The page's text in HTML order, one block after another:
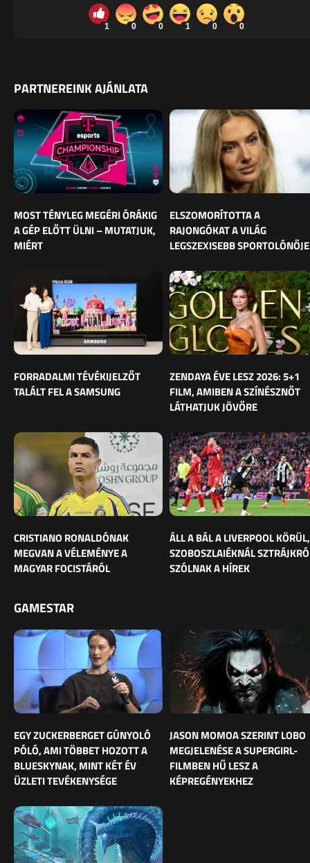
1 0 0 1 0 0
PARTNEREINK AJÁNLATA
MOST TÉNYLEG MEGÉRI ÓRÁKIG
A GÉP ELŐTT ÜLNI – MUTATJUK,
MIÉRT
ELSZOMORÍTOTTA A
RAJONGÓKAT A VILÁG
LEGSZEXISEBB SPORTOLÓNŐJE
FORRADALMI TÉVÉKIJELZŐT
TALÁLT FEL A SAMSUNG
ZENDAYA ÉVE LESZ 2026: 5+1
FILM, AMIBEN A SZÍNÉSZNŐT
LÁTHATJUK JÖVŐRE
CRISTIANO RONALDÓNAK
MEGVAN A VÉLEMÉNYE A
MAGYAR FOCISTÁRÓL
ÁLL A BÁL A LIVERPOOL KÖRÜL,
SZOBOSZLAIÉKNÁL
SZÓLNAK A HÍREK
GAMESTAR
EGY ZUCKERBERGET GÚNYOLÓ
PÓLÓ, AMI TÖBBET HOZOTT A
BLUESKYNAK, MINT KÉT ÉV
ÜZLETI TEVÉKENYSÉGE
JASON MOMOA SZERINT LOBO
MEGJELENÉSE A SUPERGIRL-
FILMBEN HŰ LESZ A
KÉPREGÉNYEKHEZ